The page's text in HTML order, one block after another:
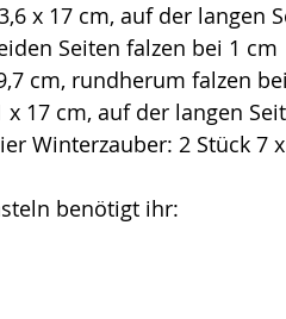
x 17 cm, auf der langen
Seiten falzen bei 1 cm
cm, rundherum falzen
x 17 cm, auf der langen
Winterzauber: 2 Stück 7
benötigt ihr: